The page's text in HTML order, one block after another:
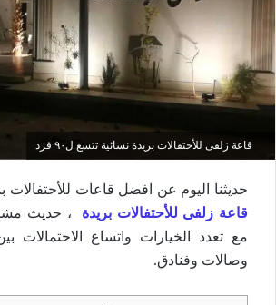
قاعة زلفى للأحتفالات بريدة نسائية تتسع ل٩٠ فرد
حديثنا اليوم عن افضل قاعات للأحتفالات
قاعة زلفى للأحتفالات بريدة ، حديث
مع تعدد الخيارات واتساع الاحتمالات
وصالات وفنادق.